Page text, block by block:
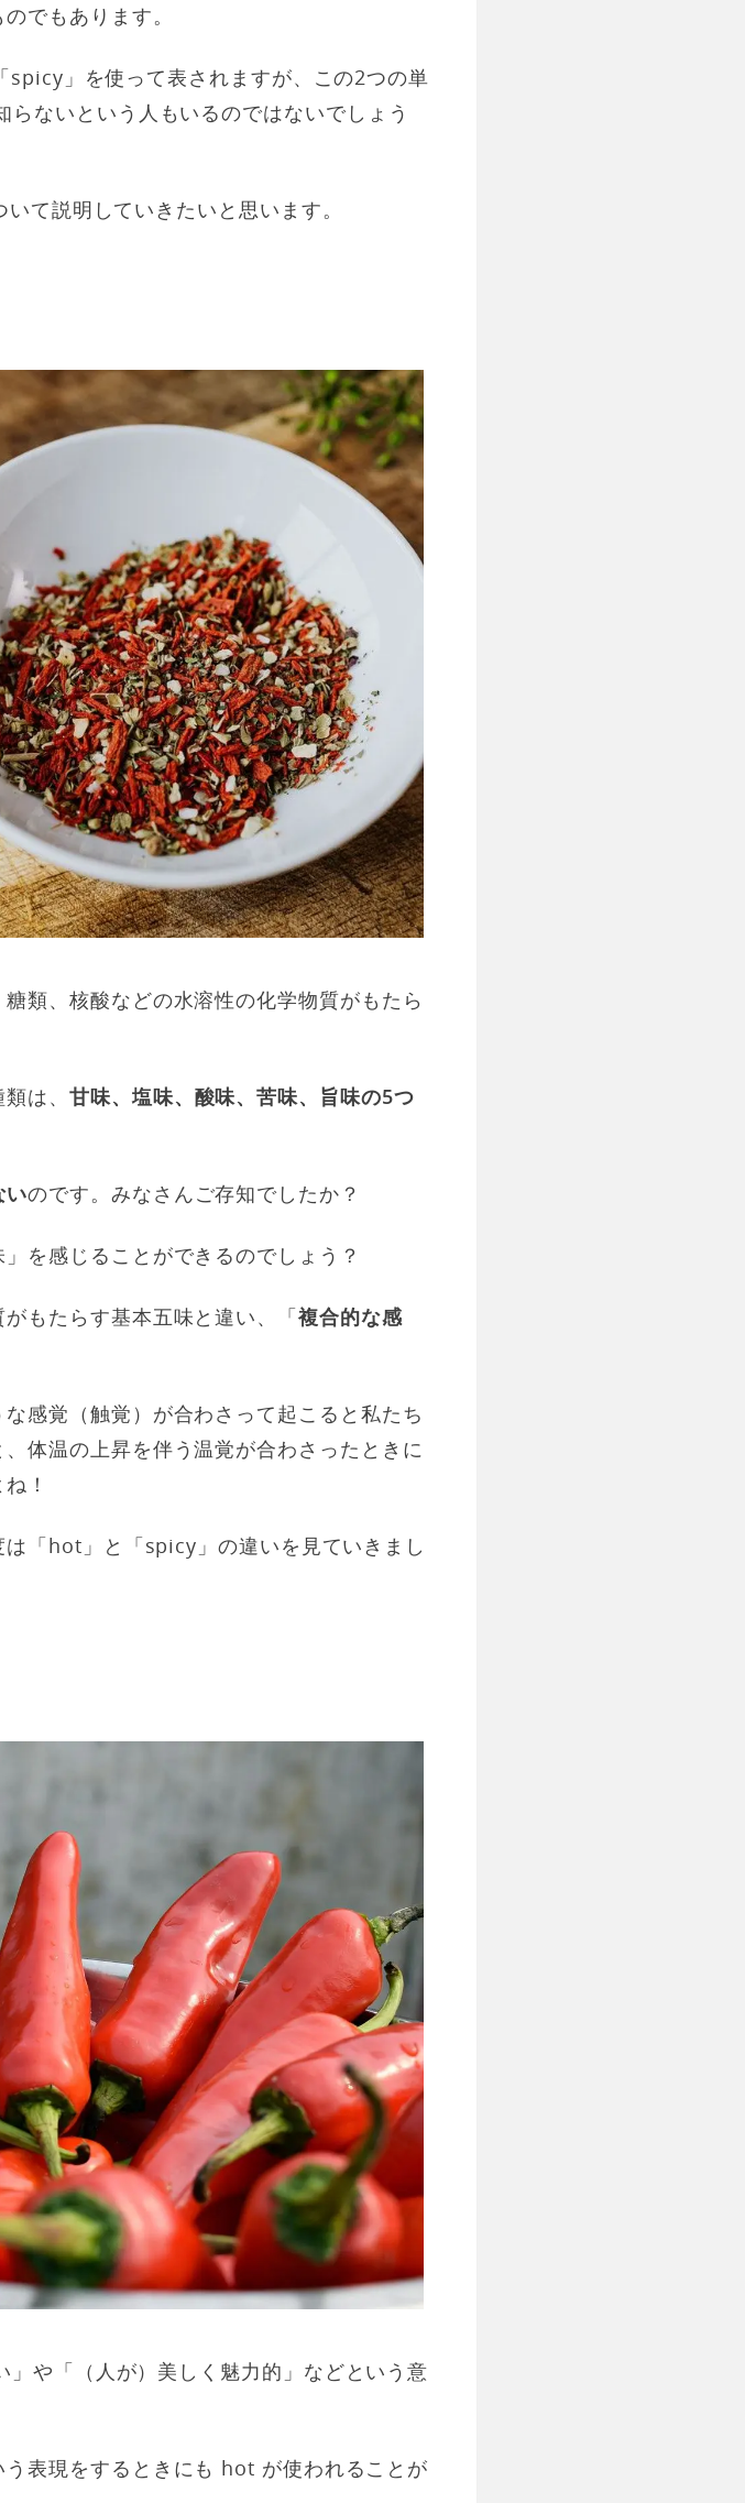
でもあります。
」を使って表されますが、この2つの単
ないという人もいるのではないでしょう
て説明していきたいと思います。
類、核酸などの水溶性の化学物質がもたら
類は、甘味、塩味、酸味、苦味、旨味の5つ
いのです。みなさんご存知でしたか？
を感じることができるのでしょう？
もたらす基本五味と違い、「複合的な感
感覚（触覚）が合わさって起こると私たち
体温の上昇を伴う温覚が合わさったときに
！
「hot」と「spicy」の違いを見ていきまし
や「（人が）美しく魅力的」などという意
表現をするときにも hot が使われることが